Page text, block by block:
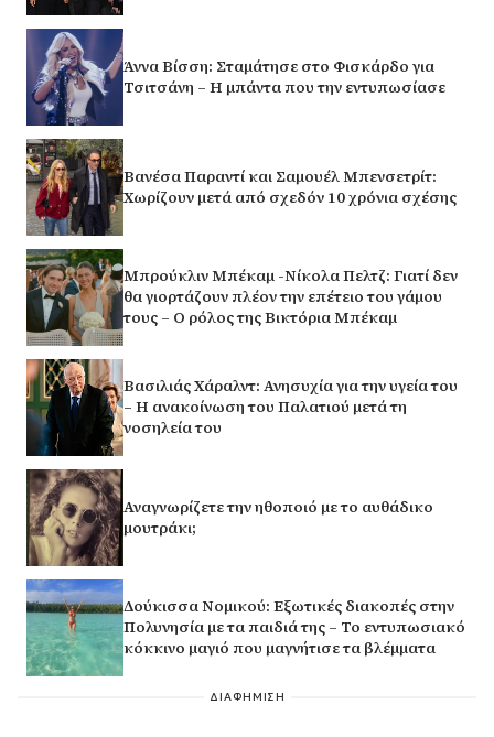
Άννα Βίσση: Σταμάτησε στο Φισκάρδο για
Τσιτσάνη – Η μπάντα που την εντυπωσίασε
Βανέσα Παραντί και Σαμουέλ Μπενσετρίτ:
Χωρίζουν μετά από σχεδόν 10 χρόνια σχέσης
Μπρούκλιν Μπέκαμ -Νίκολα Πελτζ: Γιατί δεν
θα γιορτάζουν πλέον την επέτειο του γάμου
τους – Ο ρόλος της Βικτόρια Μπέκαμ
Βασιλιάς Χάραλντ: Ανησυχία για την υγεία του
– Η ανακοίνωση του Παλατιού μετά τη
νοσηλεία του
Αναγνωρίζετε την ηθοποιό με το αυθάδικο
μουτράκι;
Δούκισσα Νομικού: Εξωτικές διακοπές στην
Πολυνησία με τα παιδιά της – Το εντυπωσιακό
κόκκινο μαγιό που μαγνήτισε τα βλέμματα
ΔΙΑΦΗΜΙΣΗ